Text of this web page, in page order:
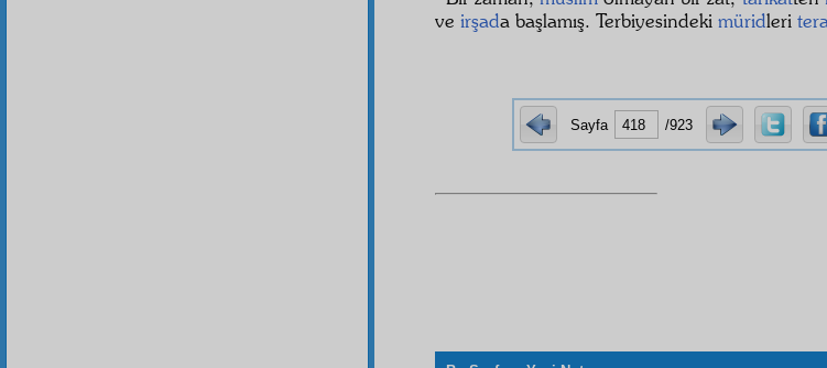
ve irşada başlamış. Terbiyesindeki müridleri
Sayfa /923